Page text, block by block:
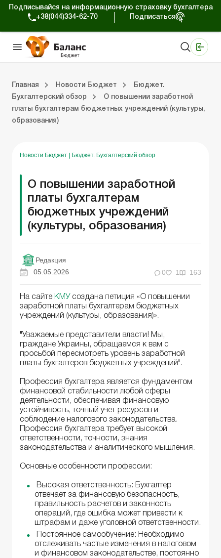
Подписывайся на информационную страховку бухгалтера
+38(044)334-62-70
Подписаться
Главная Новости Бюджет
Бюджет.
Бухгалтерский обзор
О повышении заработной
платы бухгалтерам бюджетных учреждений (культуры,
образования)
Новости Бюджет Бюджет. Бухгалтерский обзор
О повышении заработной
платы бухгалтерам
бюджетных учреждений
(культуры, образования)
Редакция
05.05.2026
0 1 163
На сайте КМУ создана петиция «О повышении
заработной платы бухгалтерам бюджетных
учреждений (культуры, образования)».
"Уважаемые представители власти! Мы,
граждане Украины, обращаемся к вам с
просьбой пересмотреть уровень заработной
платы бухгалтеров бюджетных учреждений".
Профессия бухгалтера является фундаментом
финансовой стабильности любой сферы
деятельности, обеспечивая финансовую
устойчивость, точный учет ресурсов и
соблюдение налогового законодательства.
Профессия бухгалтера требует высокой
ответственности, точности, знания
законодательства и аналитического мышления.
Основные особенности профессии:
Высокая ответственность: Бухгалтер
отвечает за финансовую безопасность,
правильность расчетов и законность
операций, где ошибка может привести к
штрафам и даже уголовной ответственности.
Постоянное самообучение: Необходимо
отслеживать частые изменения в налоговом
и финансовом законодательстве, постоянно